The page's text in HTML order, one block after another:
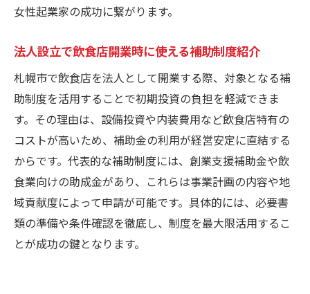
女性起業家の成功に繋がります。
法人設立で飲食店開業時に使える補助制度紹介
札幌市で飲食店を法人として開業する際、対象となる補
助制度を活用することで初期投資の負担を軽減できま
す。その理由は、設備投資や内装費用など飲食店特有の
コストが高いため、補助金の利用が経営安定に直結する
からです。代表的な補助制度には、創業支援補助金や飲
食業向けの助成金があり、これらは事業計画の内容や地
域貢献度によって申請が可能です。具体的には、必要書
類の準備や条件確認を徹底し、制度を最大限活用するこ
とが成功の鍵となります。